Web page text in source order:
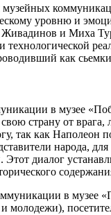
уровню и
и Миха
технологической
как
в музее
страну от
так как
народа, для
диалог
в музее